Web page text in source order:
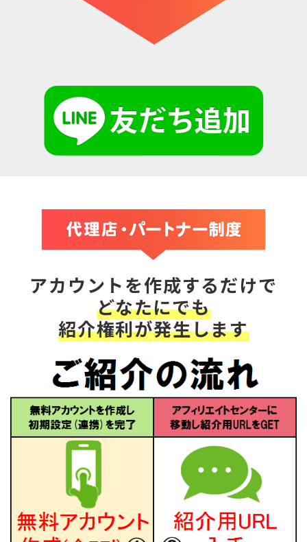
アカウントを作成するだけで
どなたにでも
紹介権利が発生します